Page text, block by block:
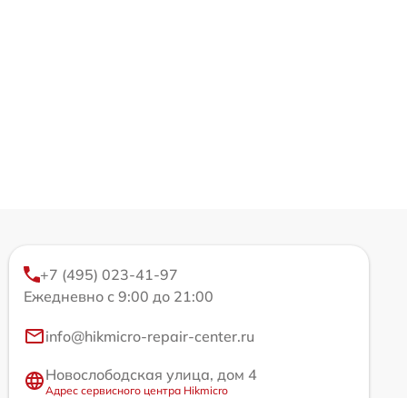
+7 (495) 023-41-97
Ежедневно с 9:00 до 21:00
info@hikmicro-repair-center.ru
Новослободская улица, дом 4
Адрес сервисного центра Hikmicro